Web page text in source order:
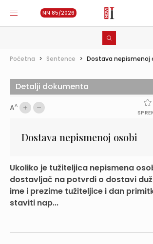
NN 85/2026
Početna > Sentence > Dostava nepismenoj
AA
Dostava nepismenoj osobi
Ukoliko je tužiteljica nepismena
dostavljač na potvrdi o dostavi
ime i prezime tužiteljice i dan
staviti nap...
Detalji dokumenta